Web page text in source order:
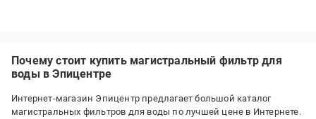
Почему стоит купить магистральный фильтр для
воды в Эпицентре
Интернет-магазин Эпицентр предлагает большой каталог
магистральных фильтров для воды по лучшей цене в Интернете.